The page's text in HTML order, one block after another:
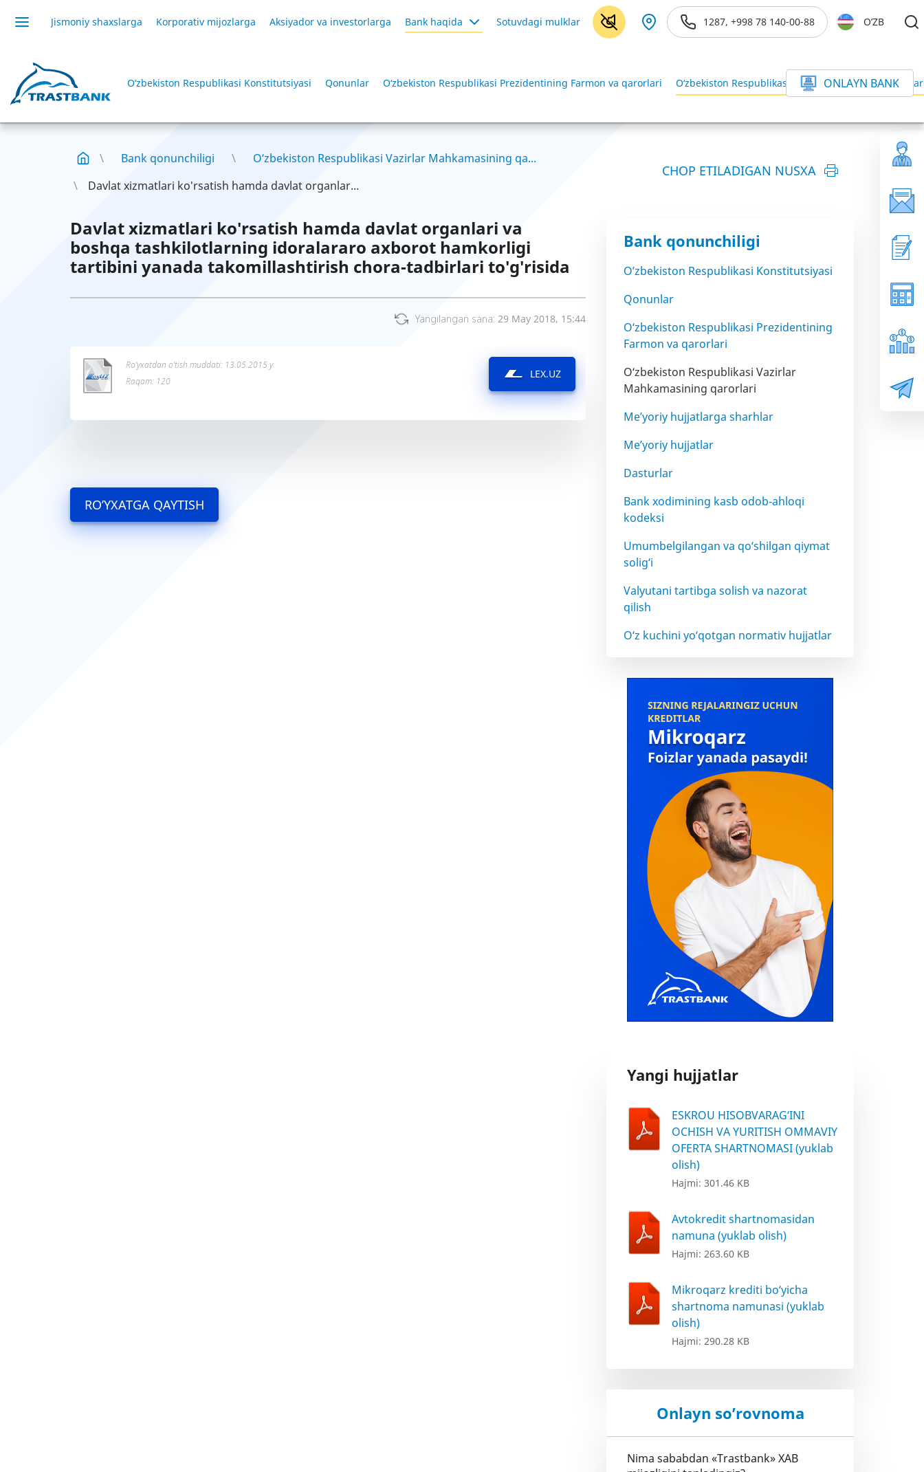
Jismoniy shaxslarga Korporativ mijozlarga Aksiyador va investorlarga Bank haqida Sotuvdagi mulklar 1287, +998 78 140-00-88 O’ZB
O’zbekiston Respublikasi Konstitutsiyasi Qonunlar O‘zbekiston Respublikasi Prezidentining Farmon va qarorlari O‘zbekiston Respublikasi Vazirlar Mahkamasining
ONLAYN BANK
Bank qonunchiligi
O‘zbekiston Respublikasi Vazirlar Mahkamasining qa...
Davlat xizmatlari ko'rsatish hamda davlat organlar...
CHOP ETILADIGAN NUSXA
Davlat xizmatlari ko'rsatish hamda davlat organlari va
boshqa tashkilotlarning idoralararo axborot hamkorligi
tartibini yanada takomillashtirish chora-tadbirlari to'g'risida
Yangilangan sana: 29 May 2018, 15:44
Ro’yxatdan o’tish muddati: 13.05.2015 y.
Raqam: 120
LEX.UZ
RO’YXATGA QAYTISH
Bank qonunchiligi
O’zbekiston Respublikasi Konstitutsiyasi
Qonunlar
O‘zbekiston Respublikasi Prezidentining
Farmon va qarorlari
O‘zbekiston Respublikasi Vazirlar
Mahkamasining qarorlari
Me’yoriy hujjatlarga sharhlar
Me’yoriy hujjatlar
Dasturlar
Bank xodimining kasb odob-ahloqi
kodeksi
Umumbelgilangan va qo‘shilgan qiymat
solig‘i
Valyutani tartibga solish va nazorat
qilish
O‘z kuchini yo‘qotgan normativ hujjatlar
Yangi hujjatlar
ESKROU HISOBVARAG‘INI
OCHISH VA YURITISH OMMAVIY
OFERTA SHARTNOMASI (yuklab
olish)
Hajmi: 301.46 KB
Avtokredit shartnomasidan
namuna (yuklab olish)
Hajmi: 263.60 KB
Mikroqarz krediti bo‘yicha
shartnoma namunasi (yuklab
olish)
Hajmi: 290.28 KB
Onlayn so’rovnoma
Nima sababdan «Trastbank» XAB